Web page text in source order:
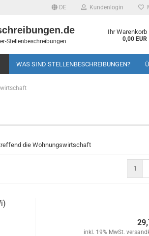
DE Kundenlogin
Stellenbeschreibungen
Ihr Warenkorb
0,00 EUR
WAS SIND STELLENBESCHREIBUNGEN?
die Wohnungswirtschaft
1
inkl. 19% MwSt.